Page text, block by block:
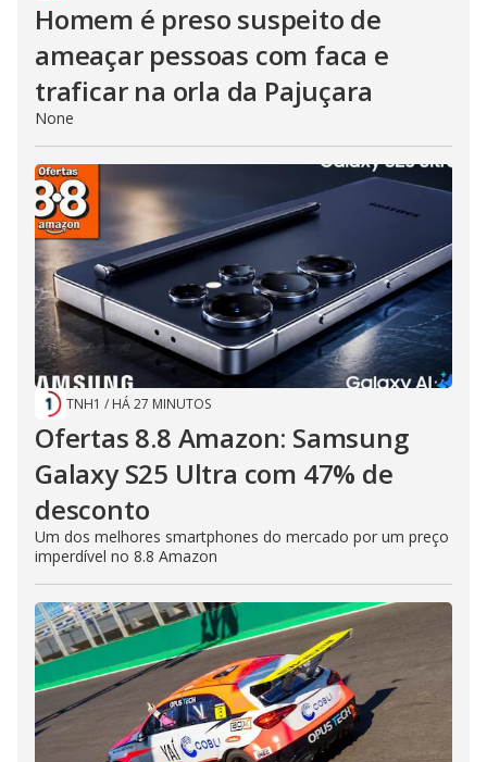
Homem é preso suspeito de
ameaçar pessoas com faca e
traficar na orla da Pajuçara
None
TNH1 / HÁ 27 MINUTOS
Ofertas 8.8 Amazon: Samsung
Galaxy S25 Ultra com 47% de
desconto
Um dos melhores smartphones do mercado por um preço
imperdível no 8.8 Amazon